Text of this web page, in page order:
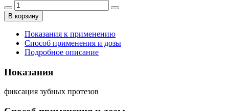
В корзину
Показания к применению
Способ применения и дозы
Подробное описание
Показания
фиксация зубных протезов